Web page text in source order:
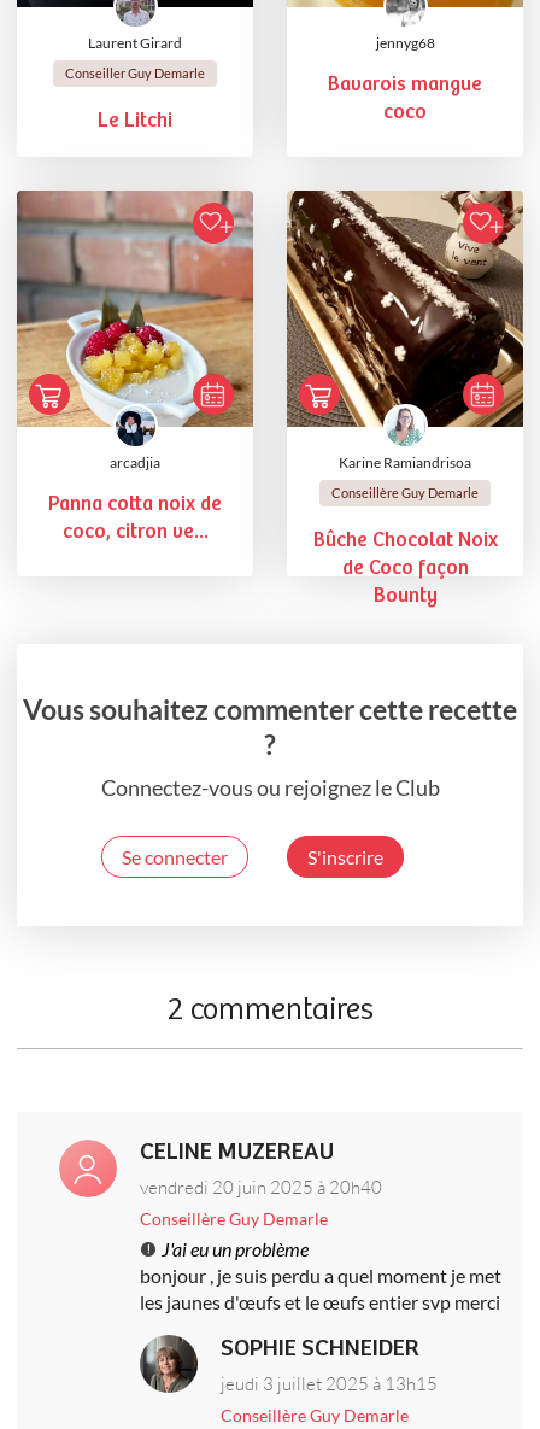
Laurent Girard
Conseiller Guy Demarle
Le Litchi
jennyg68
Bavarois mangue
coco
arcadjia
Panna cotta noix de
coco, citron ve...
Karine Ramiandrisoa
Conseillère Guy Demarle
Bûche Chocolat Noix
de Coco façon
Bounty
Vous souhaitez commenter cette recette
?
Connectez-vous ou rejoignez le Club
Se connecter S'inscrire
2 commentaires
CELINE MUZEREAU
vendredi 20 juin 2025 à 20h40
Conseillère Guy Demarle
J'ai eu un problème
bonjour , je suis perdu a quel moment je met
les jaunes d'œufs et le œufs entier svp merci
SOPHIE SCHNEIDER
jeudi 3 juillet 2025 à 13h15
Conseillère Guy Demarle